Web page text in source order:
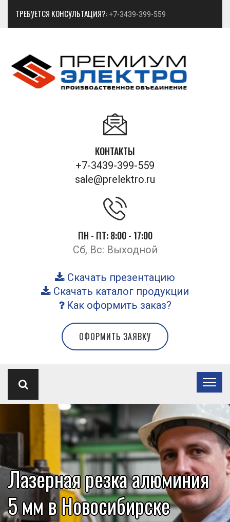
ТРЕБУЕТСЯ КОНСУЛЬТАЦИЯ?: +7-3439-399-559
КОНТАКТЫ
+7-3439-399-559
sale@prelektro.ru
ПН - ПТ: 8:00 - 17:00
Сб, Вс: Выходной
Скачать презентацию
Скачать каталог продукции
Как оформить заказ?
ОФОРМИТЬ ЗАЯВКУ
Лазерная резка алюминия
5 мм в Новосибирске